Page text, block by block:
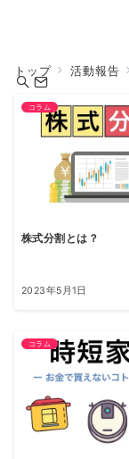
トップ 活動報告
コラム
株式分割とは？
2023年5月1日
コラム